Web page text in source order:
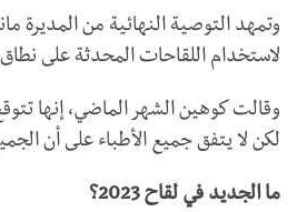
وتمهد التوصية النهائية من المديرة
لاستخدام اللقاحات المحدثة على
وقالت كوهين الشهر الماضي، إنها
لكن لا يتفق جميع الأطباء على أن
ما الجديد في لقاح 2023؟